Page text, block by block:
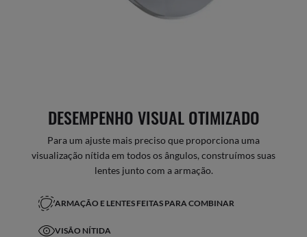
DESEMPENHO VISUAL OTIMIZADO
Para um ajuste mais preciso que proporciona uma
visualização nítida em todos os ângulos, construímos suas
lentes junto com a armação.
ARMAÇÃO E LENTES FEITAS PARA COMBINAR
VISÃO NÍTIDA